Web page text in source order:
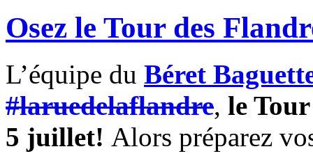
Osez le Tour des
L’équipe du Béret
#laruedelaflandre, le
5 juillet! Alors préparez